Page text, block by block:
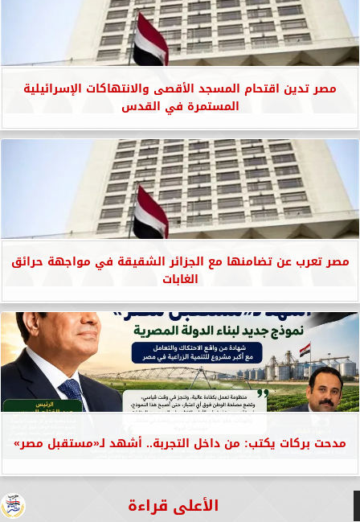
مصر تدين اقتحام المسجد الأقصى والانتهاكات الإسرائيلية
المستمرة في القدس
مصر تعرب عن تضامنها مع الجزائر الشقيقة في مواجهة حرائق
الغابات
مدحت بركات يكتب: من داخل التجربة.. أشهد لـ«مستقبل مصر»
الأعلى قراءة